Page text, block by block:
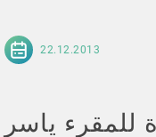
22.12.2013
للمقرء ياسر